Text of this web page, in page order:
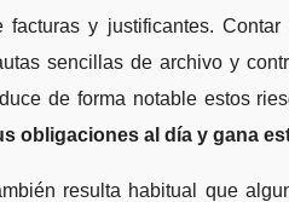
facturas y justificantes.
sencillas de archivo y
de forma notable estos
obligaciones al día y gana
resulta habitual que